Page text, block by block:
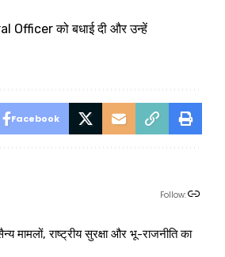
Officer को बधाई दी और उन्हें
Facebook
Follow:
राष्ट्रीय सुरक्षा और भू-राजनीति का